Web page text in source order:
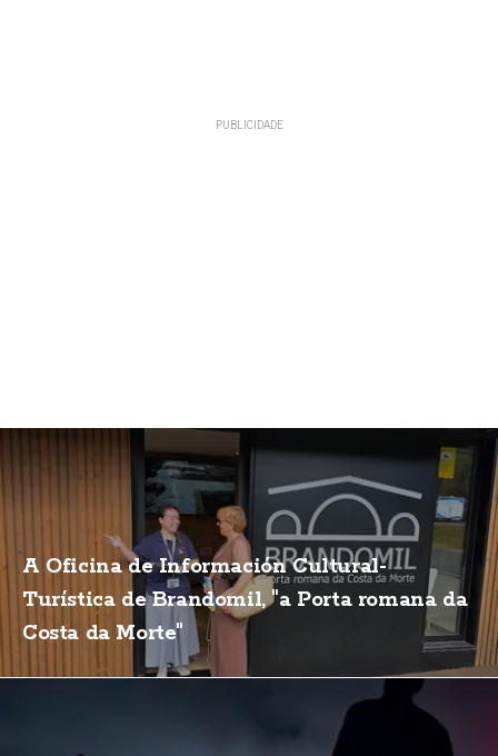
A Oficina de Información Cultural-
Turística de Brandomil, "a Porta romana da
Costa da Morte"